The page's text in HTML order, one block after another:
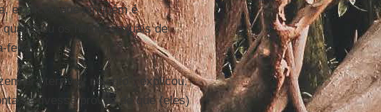
explicou que ninguém é
os homossexuais de
feira.
era terrível, nojento”, explicou,
se tivesse provas de que (eles)